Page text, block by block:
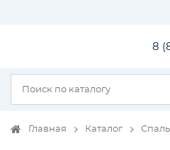
8
Главная Каталог